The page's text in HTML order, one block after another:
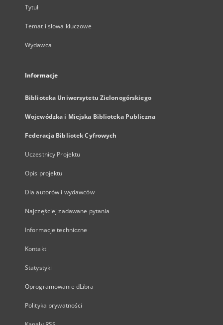
Tytuł
Temat i słowa kluczowe
Wydawca
Informacje
Biblioteka Uniwersytetu Zielonogórskiego
Wojewódzka i Miejska Biblioteka Publiczna
Federacja Bibliotek Cyfrowych
Uczestnicy Projektu
Opis projektu
Dla autorów i wydawców
Najczęściej zadawane pytania
Informacje techniczne
Kontakt
Statystyki
Oprogramowanie dLibra
Polityka prywatności